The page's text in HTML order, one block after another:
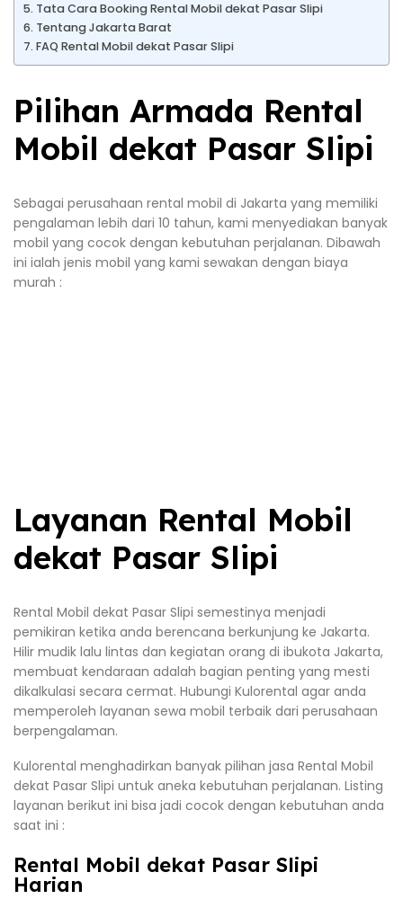
Tata Cara Booking Rental Mobil dekat Pasar Slipi
Tentang Jakarta Barat
FAQ Rental Mobil dekat Pasar Slipi
Pilihan Armada Rental
Mobil dekat Pasar Slipi
Sebagai perusahaan rental mobil di Jakarta yang memiliki
pengalaman lebih dari 10 tahun, kami menyediakan banyak
mobil yang cocok dengan kebutuhan perjalanan. Dibawah
ini ialah jenis mobil yang kami sewakan dengan biaya
murah :
Layanan Rental Mobil
dekat Pasar Slipi
Rental Mobil dekat Pasar Slipi semestinya menjadi
pemikiran ketika anda berencana berkunjung ke Jakarta.
Hilir mudik lalu lintas dan kegiatan orang di ibukota Jakarta,
membuat kendaraan adalah bagian penting yang mesti
dikalkulasi secara cermat. Hubungi Kulorental agar anda
memperoleh layanan sewa mobil terbaik dari perusahaan
berpengalaman.
Kulorental menghadirkan banyak pilihan jasa Rental Mobil
dekat Pasar Slipi untuk aneka kebutuhan perjalanan. Listing
layanan berikut ini bisa jadi cocok dengan kebutuhan anda
saat ini :
Rental Mobil dekat Pasar Slipi
Harian